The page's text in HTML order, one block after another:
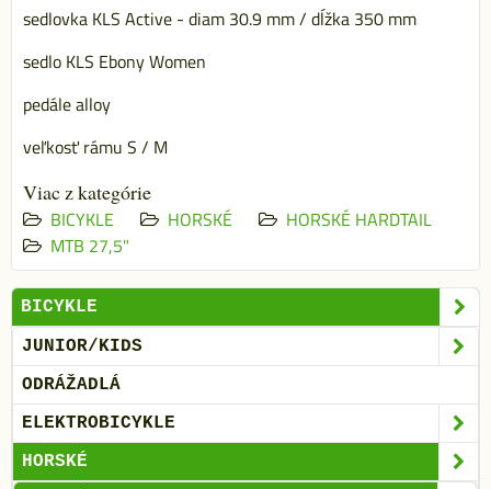
sedlovka KLS Active - diam 30.9 mm / dĺžka 350 mm
sedlo KLS Ebony Women
pedále alloy
veľkosť rámu S / M
Viac z kategórie
BICYKLE
HORSKÉ
HORSKÉ HARDTAIL
MTB 27,5"
BICYKLE
JUNIOR/KIDS
ODRÁŽADLÁ
ELEKTROBICYKLE
HORSKÉ